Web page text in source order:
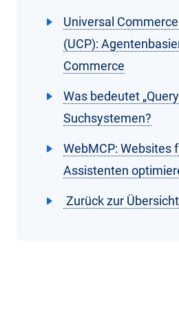
Universal
(UCP):
Commerce
Was bedeutet „Query
Suchsystemen?
WebMCP: Websites
Assistenten
Zurück zur Übersicht